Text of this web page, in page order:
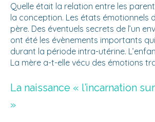
Quelle était la relation entre les
la conception. Les états émotionnels
père. Des éventuels secrets de l’un
ont été les évènements importants
durant la période intra-utérine.
La mère a-t-elle vécu des émotions
La naissance « l’incarnation
»